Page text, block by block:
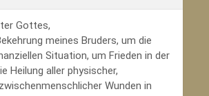
Gottes,
meines Bruders, um die
Situation, um Frieden in der
Heilung aller physischer,
Wunden in